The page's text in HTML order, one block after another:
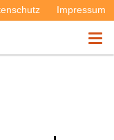
Impressum